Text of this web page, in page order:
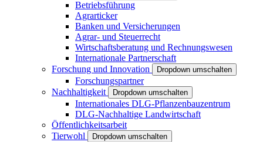
Betriebsführung
Agrarticker
Banken und Versicherungen
Agrar- und Steuerrecht
Wirtschaftsberatung und Rechnungswesen
Internationale Partnerschaft
Forschung und Innovation
Dropdown umschalten
Forschungspartner
Nachhaltigkeit
Dropdown umschalten
Internationales DLG-Pflanzenbauzentrum
DLG-Nachhaltige Landwirtschaft
Öffentlichkeitsarbeit
Tierwohl
Dropdown umschalten